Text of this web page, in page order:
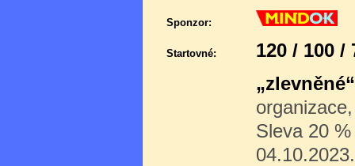
Sponzor:
Startovné:
120 / 100 /
„zlevněné“
Sleva 20
04.10.2023.